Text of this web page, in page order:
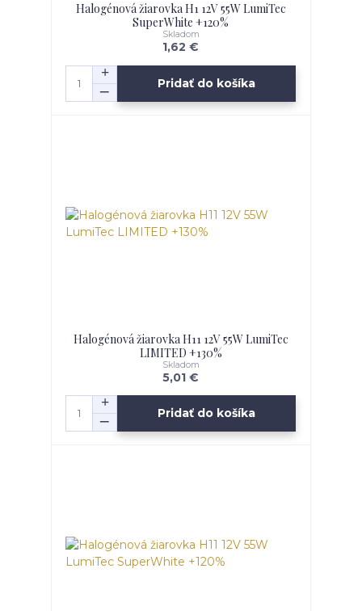
Halogénová žiarovka H1 12V 55W LumiTec
SuperWhite +120%
1,62 €
Skladom
Pridať do košíka
Halogénová žiarovka H11 12V 55W LumiTec
LIMITED +130%
5,01 €
Skladom
Pridať do košíka